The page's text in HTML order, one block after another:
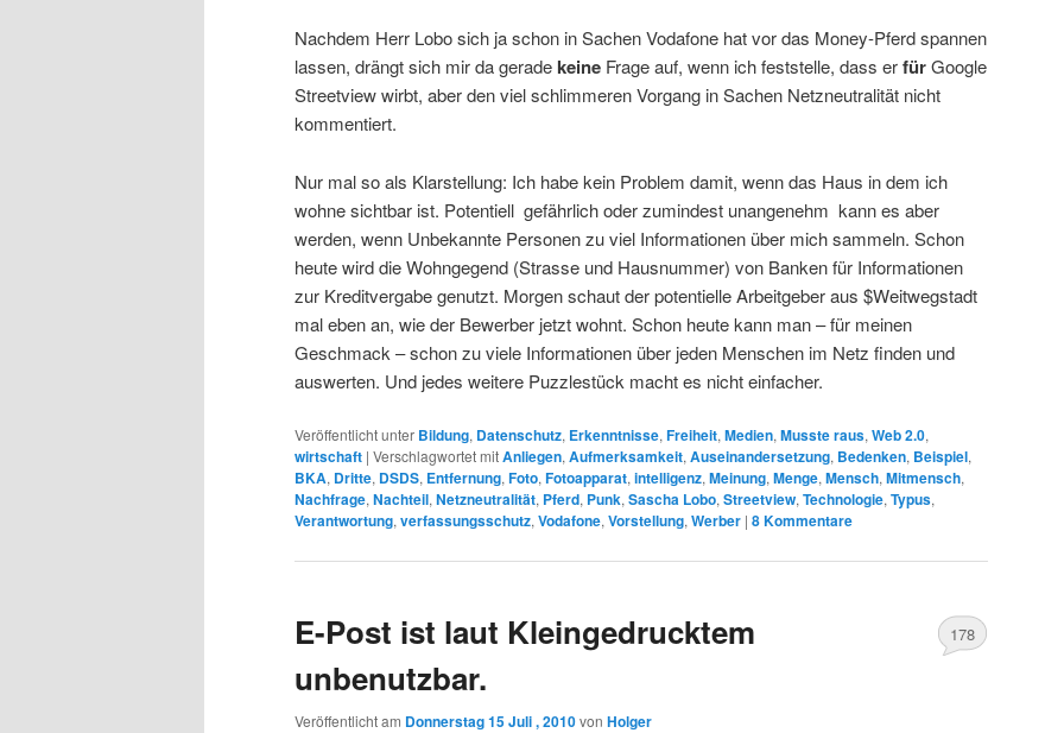
Nachdem Herr Lobo sich ja schon in Sachen Vodafone hat vor das Money-Pferd spannen
lassen, drängt sich mir da geradekeine Frage auf, wenn ich feststelle, dass erfürGoogle
Streetview wirbt, aber den viel schlimmeren Vorgang in Sachen Netzneutralität nicht
kommentiert.
Nur mal so als Klarstellung: Ich habe kein Problem damit, wenn das Haus in dem ich
wohne sichtbar ist. Potentiell gefährlich oder zumindest unangenehm kann es aber
werden, wenn Unbekannte Personen zu viel Informationen über mich sammeln. Schon
heute wird die Wohngegend (Strasse und Hausnummer) von Banken für Informationen
zur Kreditvergabe genutzt. Morgen schaut der potentielle Arbeitgeber aus $Weitwegstadt
mal eben an, wie der Bewerber jetzt wohnt. Schon heute kann man – für meinen
Geschmack – schon zu viele Informationen über jeden Menschen im Netz finden und
auswerten. Und jedes weitere Puzzlestück macht es nicht einfacher.
Veröffentlicht unter Bildung, Datenschutz, Erkenntnisse, Freiheit, Medien, Musste raus, Web 2.0,
wirtschaft | Verschlagwortet mitAnliegen, Aufmerksamkeit, Auseinandersetzung, Bedenken, Beispiel,
BKA, Dritte, DSDS, Entfernung, Foto, Fotoapparat, intelligenz, Meinung, Menge, Mensch, Mitmensch,
Nachfrage, Nachteil, Netzneutralität, Pferd, Punk, Sascha Lobo, Streetview, Technologie, Typus,
Verantwortung, verfassungsschutz, Vodafone, Vorstellung, Werber | 8Kommentare
E-Post ist laut Kleingedrucktem
unbenutzbar.
Veröffentlicht am Donnerstag 15 Juli , 2010von Holger
178